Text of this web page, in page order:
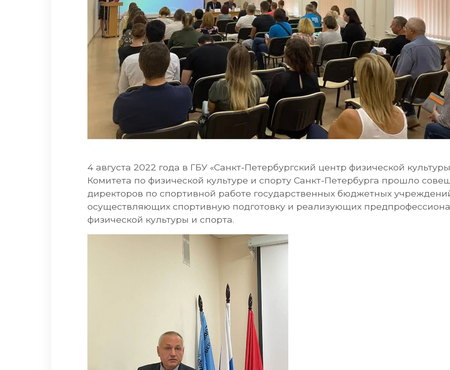
4 августа 2022 года в ГБУ «Санкт-Петербургский центр физической
Комитета по физической культуре и спорту Санкт-Петербурга прошло
директоров по спортивной работе государственных бюджетных
осуществляющих спортивную подготовку и реализующих
физической культуры и спорта.